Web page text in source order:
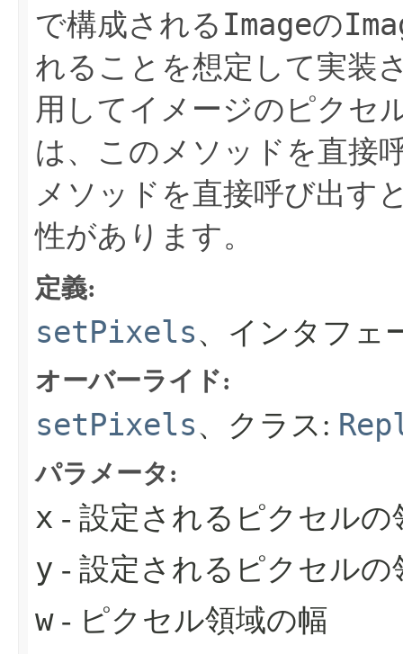
で構成される Imageの
れることを想定して実装
用してイメージのピクセ
は、このメソッドを直接
メソッドを直接呼び出す
性があります。
定義:
setPixels、インタフェ
オーバーライド:
setPixels、クラス:
パラメータ:
x - 設定されるピクセル
y - 設定されるピクセル
w- ピクセル領域の幅